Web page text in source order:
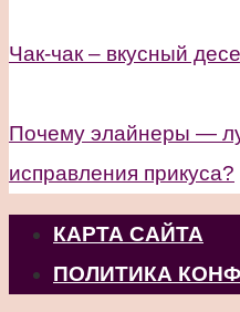
Чак-чак – вкусный
Почему элайнеры —
исправления прикуса?
КАРТА САЙТА
ПОЛИТИКА